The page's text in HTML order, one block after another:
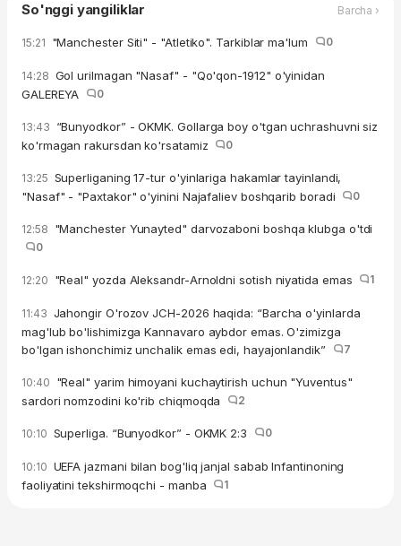
So'nggi yangiliklar Barcha ›
15:21 "Manchester Siti" - "Atletiko". Tarkiblar ma'lum 0
14:28 Gol urilmagan "Nasaf" - "Qo'qon-1912" o'yinidan
GALEREYA
0
13:43 “Bunyodkor” - OKMK. Gollarga boy o'tgan uchrashuvni siz
ko'rmagan rakursdan ko'rsatamiz
0
13:25 Superliganing 17-tur o'yinlariga hakamlar tayinlandi,
"Nasaf" - "Paxtakor" o'yinini Najafaliev boshqarib boradi
0
12:58 "Manchester Yunayted" darvozaboni boshqa klubga o'tdi
0
12:20 "Real" yozda Aleksandr-Arnoldni sotish niyatida emas 1
11:43 Jahongir O'rozov JCH-2026 haqida: “Barcha o'yinlarda
mag'lub bo'lishimizga Kannavaro aybdor emas. O'zimizga
bo'lgan ishonchimiz unchalik emas edi, hayajonlandik”
7
10:40 "Real" yarim himoyani kuchaytirish uchun "Yuventus"
sardori nomzodini ko'rib chiqmoqda
2
10:10 Superliga. “Bunyodkor” - OKMK 2:3 0
10:10 UEFA jazmani bilan bog'liq janjal sabab Infantinoning
faoliyatini tekshirmoqchi - manba
1